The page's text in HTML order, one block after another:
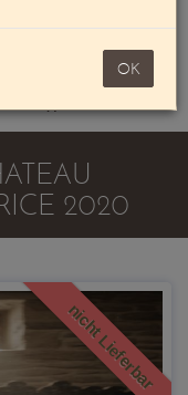
noch 100,00 €
Warenkorb
OK
2020
nicht Lieferbar